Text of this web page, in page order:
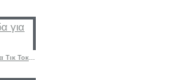
Χειροποίητη λαμπάδα για κορίτσια Τικ Τοκ ροζ